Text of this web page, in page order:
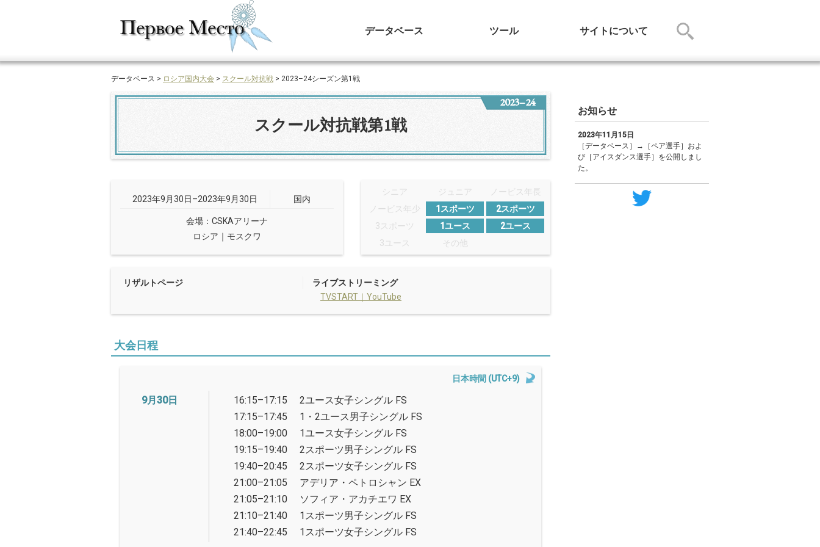
データベース ツール サイトについて
データベース > ロシア国内大会 > スクール対抗戦 > 2023–24シーズン第1戦
2023–24
スクール対抗戦第1戦
2023年9月30日–2023年9月30日 国内
会場：CSKAアリーナ
ロシア｜モスクワ
シニア ジュニア
ノービス年長
ノービス年少
1スポーツ
2スポーツ
3スポーツ
1ユース
2ユース
3ユース
その他
リザルトページ
ライブストリーミング
TVSTART｜YouTube
大会日程
日本時間 (UTC+9)
9月30日 16:15–17:15
2ユース女子シングル FS
17:15–17:45
1・2ユース男子シングル FS
18:00–19:00
1ユース女子シングル FS
19:15–19:40
2スポーツ男子シングル FS
19:40–20:45
2スポーツ女子シングル FS
21:00–21:05
アデリア・ペトロシャン EX
21:05–21:10
ソフィア・アカチエワ EX
21:10–21:40
1スポーツ男子シングル FS
21:40–22:45
1スポーツ女子シングル FS
お知らせ
2023年11月15日
［データベース］→［ペア選手］およ
び［アイスダンス選手］を公開しまし
た。